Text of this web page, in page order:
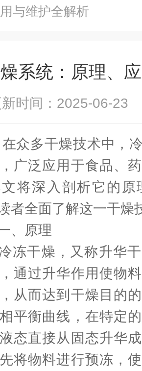
与维护全解析
系统：原理、
新时间：2025-06-
多干燥技术中，冷
广泛应用于食品、
将深入剖析它的原
者全面了解这一干燥
原理
干燥，又称升华干
通过升华作用使物
从而达到干燥目的
平衡曲线，在特定
态直接从固态升华
将物料进行预冻，